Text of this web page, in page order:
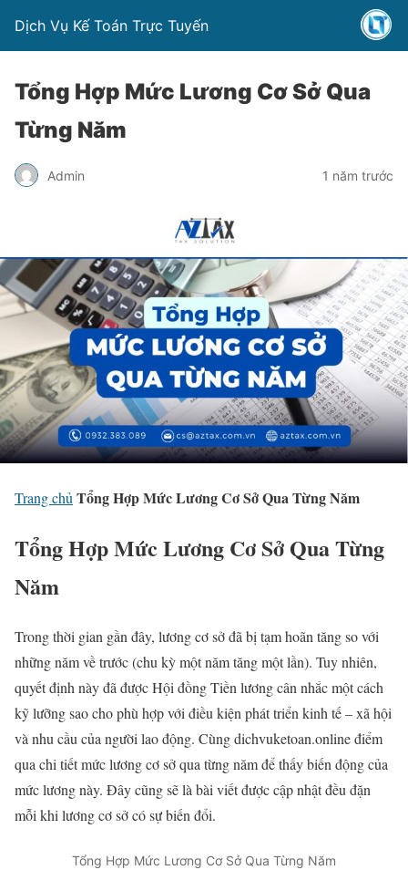
Dịch Vụ Kế Toán Trực Tuyến
Tổng Hợp Mức Lương Cơ Sở Qua
Từng Năm
Admin 1 năm trước
Trang chủTổng Hợp Mức Lương Cơ Sở Qua Từng Năm
Tổng Hợp Mức Lương Cơ Sở Qua Từng
Năm
Trong thời gian gần đây, lương cơ sở đã bị tạm hoãn tăng so với
những năm về trước (chu kỳ một năm tăng một lần). Tuy nhiên,
quyết định này đã được Hội đồng Tiền lương cân nhắc một cách
kỹ lưỡng sao cho phù hợp với điều kiện phát triển kinh tế – xã hội
và nhu cầu của người lao động. Cùng dichvuketoan.online điểm
qua chi tiết mức lương cơ sở qua từng năm để thấy biến động của
mức lương này. Đây cũng sẽ là bài viết được cập nhật đều đặn
mỗi khi lương cơ sở có sự biến đổi.
Tổng Hợp Mức Lương Cơ Sở Qua Từng Năm